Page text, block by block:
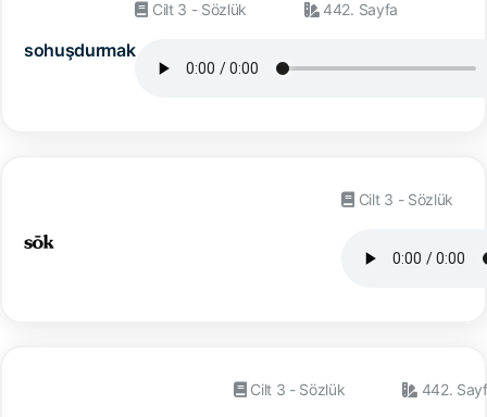
sohuşdurmak
Cilt 3 - Sözlük 442. Sayfa
Cilt 3 - Sözlük
Cilt 3 - Sözlük 442.